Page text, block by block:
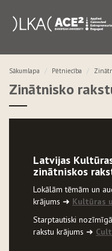
Sākumlapa Pētniecība
Zinātnisko
Latvijas
zinātniskos
Lokālām tēmām un
krājums ➜ Kultūras
Starptautiski
rakstu krājums ➜